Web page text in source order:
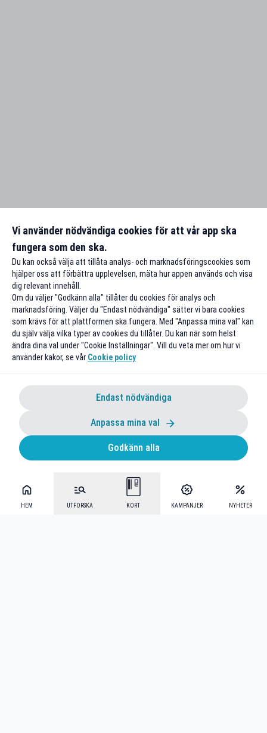
HEM UTFORSKA KORT KAMPANJER NYHETER
Vi använder nödvändiga cookies för att vår app ska
fungera som den ska.
Du kan också välja att tillåta analys- och marknadsföringscookies som
hjälper oss att förbättra upplevelsen, mäta hur appen används och visa
dig relevant innehåll.
Om du väljer "Godkänn alla" tillåter du cookies för analys och
marknadsföring. Väljer du "Endast nödvändiga" sätter vi bara cookies
som krävs för att plattformen ska fungera. Med "Anpassa mina val" kan
du själv välja vilka typer av cookies du tillåter. Du kan när som helst
ändra dina val under "Cookie Inställningar". Vill du veta mer om hur vi
använder kakor, se vår Cookie policy
Endast nödvändiga
Anpassa mina val
Godkänn alla